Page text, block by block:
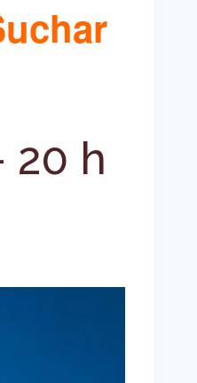
20 h